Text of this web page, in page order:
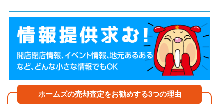
ホームズの売却査定をお勧めする3つの理由